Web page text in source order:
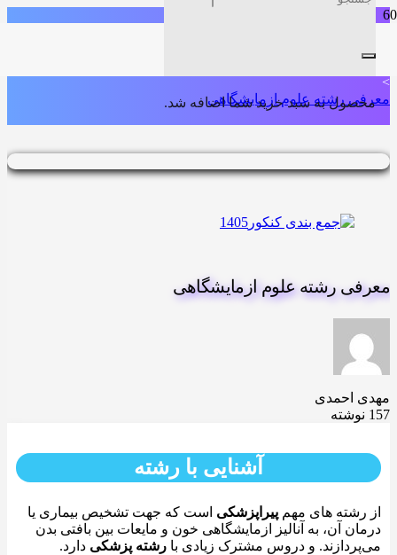
محصولبه سبد خرید شما اضافه شد.
>
معرفی رشته علوم ازمایشگاهی
معرفی رشته علوم ازمایشگاهی
مهدی احمدی
157 نوشته
آشنایی با رشته
از رشته های مهم پیراپزشکی است که جهت تشخیص بیماری یا
درمان آن، به آنالیز ازمایشگاهی خون و مایعات بین بافتی بدن
می‌پردازند. و دروس مشترک زیادی با رشته پزشکی دارد.